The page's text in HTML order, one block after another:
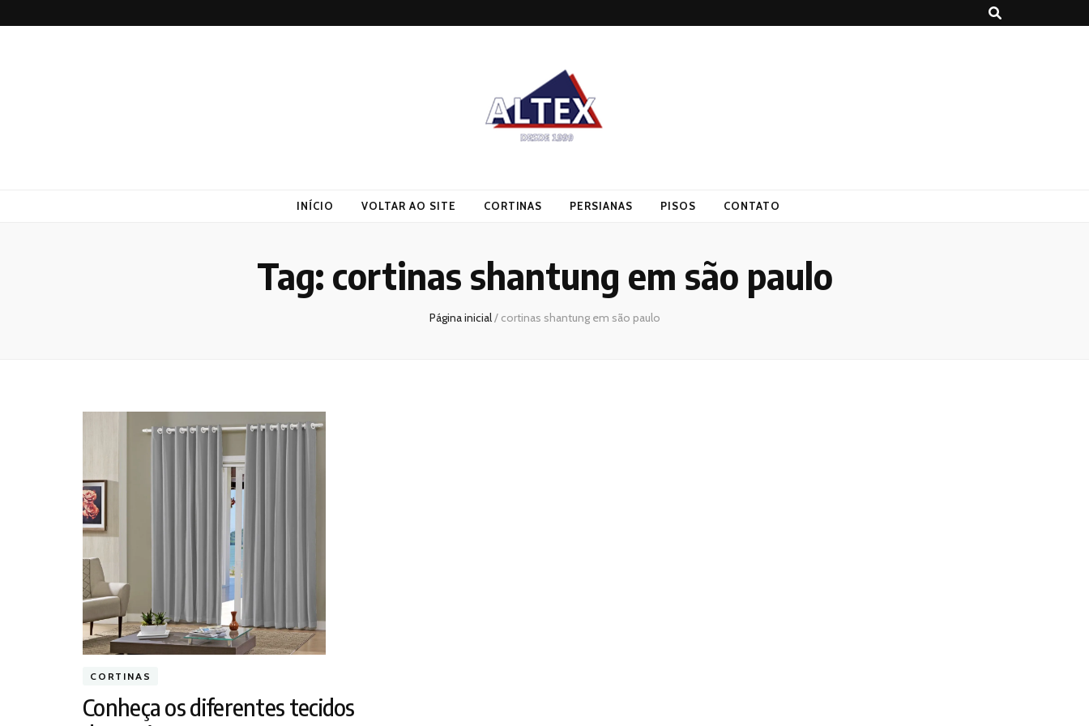
INÍCIO VOLTAR AO SITE CORTINAS PERSIANAS PISOS CONTATO
Tag: cortinas shantung em são paulo
Página inicial/ cortinas shantung em são paulo
CORTINAS
Conheça os diferentes tecidos